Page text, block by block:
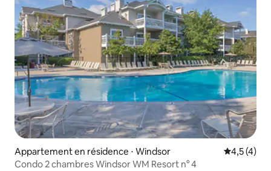
Appartement en résidence ⋅ Windsor Évaluation
4,5 (4)
Condo 2 chambres Windsor WM Resort n° 4